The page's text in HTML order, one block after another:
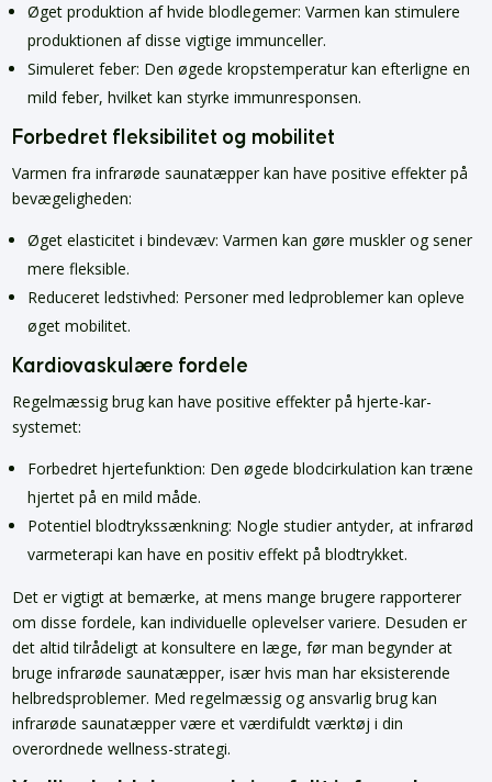
Øget produktion af hvide blodlegemer: Varmen kan stimulere
produktionen af disse vigtige immunceller.
Simuleret feber: Den øgede kropstemperatur kan efterligne en
mild feber, hvilket kan styrke immunresponsen.
Forbedret fleksibilitet og mobilitet
Varmen fra infrarøde saunatæpper kan have positive effekter på
bevægeligheden:
Øget elasticitet i bindevæv: Varmen kan gøre muskler og sener
mere fleksible.
Reduceret ledstivhed: Personer med ledproblemer kan opleve
øget mobilitet.
Kardiovaskulære fordele
Regelmæssig brug kan have positive effekter på hjerte-kar-
systemet:
Forbedret hjertefunktion: Den øgede blodcirkulation kan træne
hjertet på en mild måde.
Potentiel blodtrykssænkning: Nogle studier antyder, at infrarød
varmeterapi kan have en positiv effekt på blodtrykket.
Det er vigtigt at bemærke, at mens mange brugere rapporterer
om disse fordele, kan individuelle oplevelser variere. Desuden er
det altid tilrådeligt at konsultere en læge, før man begynder at
bruge infrarøde saunatæpper, især hvis man har eksisterende
helbredsproblemer. Med regelmæssig og ansvarlig brug kan
infrarøde saunatæpper være et værdifuldt værktøj i din
overordnede wellness-strategi.